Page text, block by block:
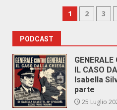
articoli
1 2 3
PODCAST
GENERALE
IL CASO
Isabella
parte
25 Luglio